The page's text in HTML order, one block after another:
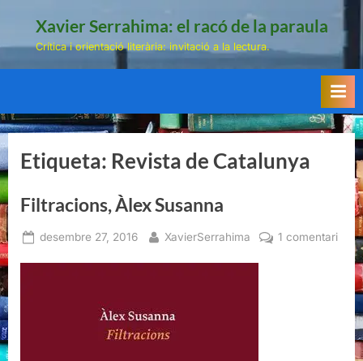
Xavier Serrahima: el racó de la paraula
Crítica i orientació literària: invitació a la lectura.
Etiqueta: Revista de Catalunya
Filtracions, Àlex Susanna
Posted
desembre 27, 2016 By
XavierSerrahima 1 comentaria
Àlex